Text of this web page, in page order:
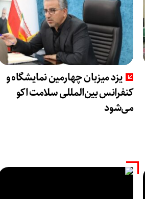
یزد میزبان چهارمین نمایشگاه و
کنفرانس بین‌المللی سلامت اکو
می‌شود